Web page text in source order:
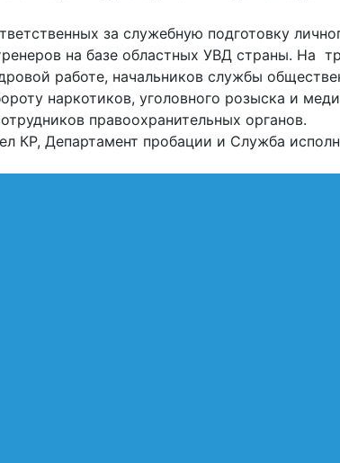
за служебную подготовку
на базе областных УВД страны. На
работе, начальников службы
наркотиков, уголовного розыска и
правоохранительных органов.
КР, Департамент пробации и Служба